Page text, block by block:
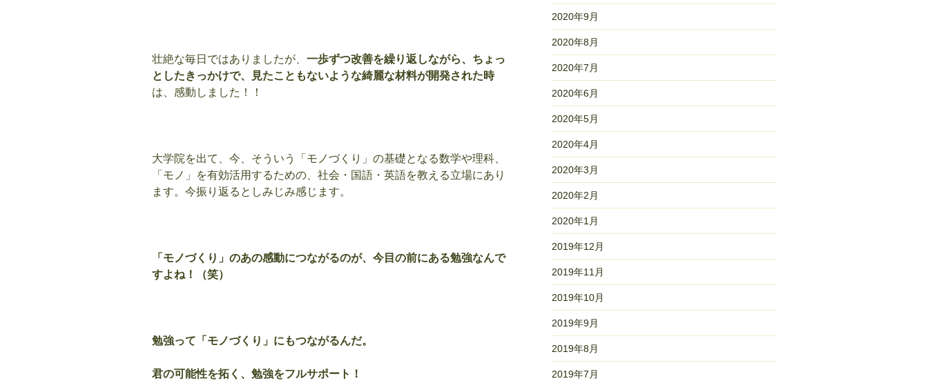
壮絶な毎日ではありましたが、 一歩ずつ改善を繰り返しながら、ちょっ
としたきっかけで、見たこともないような綺麗な材料が開発された時
は、感動しました！！
大学院を出て、今、そういう「モノづくり」の基礎となる数学や理科、
「モノ」を有効活用するための、社会・国語・英語を教える立場にあり
ます。今振り返るとしみじみ感じます。
「モノづくり」のあの感動につながるのが、今目の前にある勉強なんで
すよね！（笑）
勉強って「モノづくり」にもつながるんだ。
君の可能性を拓く、勉強をフルサポート！
2020年9月
2020年8月
2020年7月
2020年6月
2020年5月
2020年4月
2020年3月
2020年2月
2020年1月
2019年12月
2019年11月
2019年10月
2019年9月
2019年8月
2019年7月